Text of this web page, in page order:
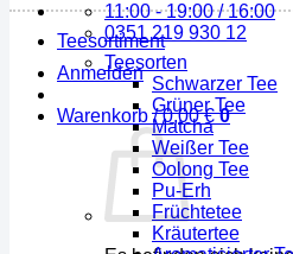
11:00 - 19:00 / 16:00
0351 219 930 12
Anmelden
Warenkorb /0,00€ 0
Teesortiment
Teesorten
Schwarzer Tee
Grüner Tee
Matcha
Weißer Tee
Oolong Tee
Pu-Erh
Früchtetee
Kräutertee